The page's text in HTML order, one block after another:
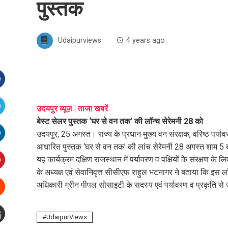
पुस्तक
Udaipurviews 4 years ago
उदयपुर व्यूज़ | ताजा खबरें
बेस्ट सेलर पुस्तक ‘घर से वन तक’ की लॉन्च सेरेमनी 28 को
उदयपुर, 25 अगस्त। राज्य के प्रधान मुख्य वन संरक्षक, वरिष्ठ
आधारित पुस्तक ‘घर से वन तक’ की लांच सेरेमनी 28 अगस्त शाम 5
यह कार्यक्रम दक्षिण राजस्थान में पर्यावरण व पक्षियों के संरक्षण के
के अध्यक्ष एवं सेवानिवृत्त सीसीएफ राहुल भटनागर ने बताया कि इस
अधिकारी ग्रीन पीपल सोसाइटी के सदस्य एवं पर्यावरण व प्रकृति से
UdaipurViews